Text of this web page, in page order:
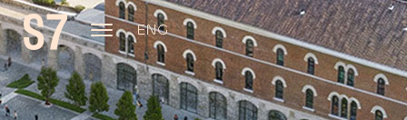
ENG